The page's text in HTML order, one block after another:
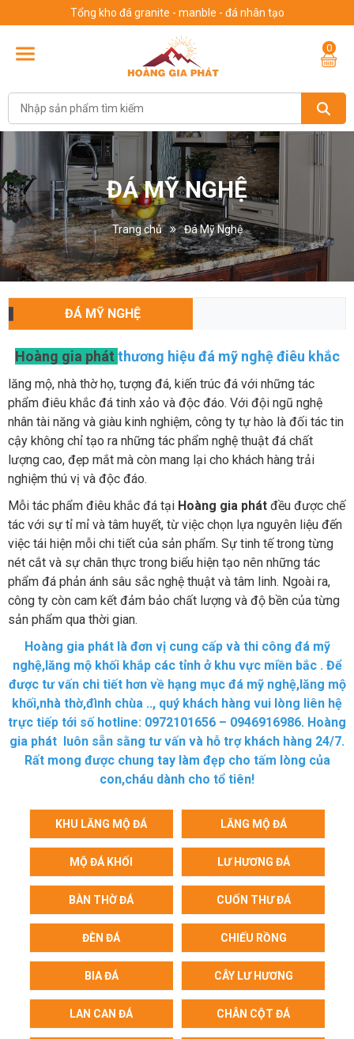
Tổng kho đá granite - manble - đá nhân tạo
0
ĐÁ MỸ NGHỆ
Trang chủ Đá Mỹ Nghệ
ĐÁ MỸ NGHỆ
Hoàng gia phát thương hiệu đá mỹ nghệ điêu khắc
lăng mộ, nhà thờ họ, tượng đá, kiến trúc đá với những tác
phẩm điêu khắc đá tinh xảo và độc đáo. Với đội ngũ nghệ
nhân tài năng và giàu kinh nghiệm, công ty tự hào là đối tác tin
cậy không chỉ tạo ra những tác phẩm nghệ thuật đá chất
lượng cao, đẹp mắt mà còn mang lại cho khách hàng trải
nghiệm thú vị và độc đáo.
Mỗi tác phẩm điêu khắc đá tại Hoàng gia phát đều được chế
tác với sự tỉ mỉ và tâm huyết, từ việc chọn lựa nguyên liệu đến
việc tái hiện mỗi chi tiết của sản phẩm. Sự tinh tế trong từng
nét cắt và sự chân thực trong biểu hiện tạo nên những tác
phẩm đá phản ánh sâu sắc nghệ thuật và tâm linh. Ngoài ra,
công ty còn cam kết đảm bảo chất lượng và độ bền của từng
sản phẩm qua thời gian.
Hoàng gia phát là đơn vị cung cấp và thi công đá mỹ
nghệ,lăng mộ khối khắp các tỉnh ở khu vực miền bắc . Để
được tư vấn chi tiết hơn về hạng mục đá mỹ nghệ,lăng mộ
khối,nhà thờ,đình chùa .., quý khách hàng vui lòng liên hệ
trực tiếp tới số hotline: 0972101656 – 0946916986. Hoàng
gia phát luôn sẵn sằng tư vấn và hỗ trợ khách hàng 24/7.
Rất mong được chung tay làm đẹp cho tấm lòng của
con,cháu dành cho tổ tiên!
KHU LĂNG MỘ ĐÁ LĂNG MỘ ĐÁ
MỘ ĐÁ KHỐI LƯ HƯƠNG ĐÁ
BÀN THỜ ĐÁ CUỐN THƯ ĐÁ
ĐÈN ĐÁ CHIẾU RỒNG
BIA ĐÁ CÂY LƯ HƯƠNG
LAN CAN ĐÁ CHÂN CỘT ĐÁ